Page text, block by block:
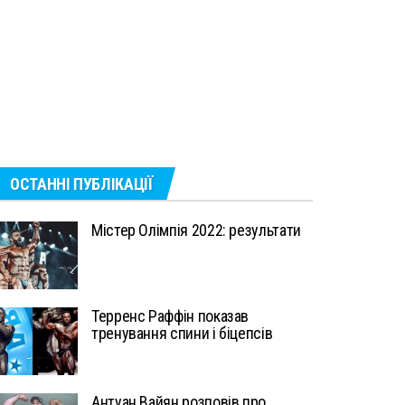
ОСТАННІ ПУБЛІКАЦІЇ
Містер Олімпія 2022: результати
Терренс Раффін показав
тренування спини і біцепсів